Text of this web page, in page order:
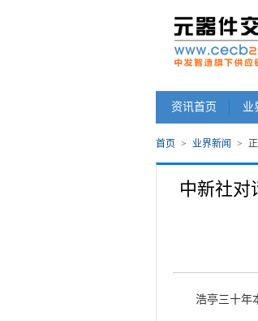
资讯首页 业
首页 > 业界新闻 >
中新社对
浩亭三十年